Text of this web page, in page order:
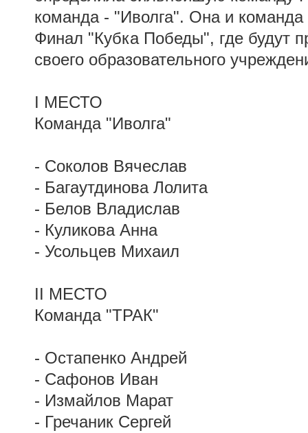
команда - "Иволга". Она и команда
Финал "Кубка Победы", где будут
своего образовательного
I МЕСТО
Команда "Иволга"
- Соколов Вячеслав
- Багаутдинова Лолита
- Белов Владислав
- Куликова Анна
- Усольцев Михаил
II МЕСТО
Команда "ТРАК"
- Остапенко Андрей
- Сафонов Иван
- Измайлов Марат
- Гречаник Сергей